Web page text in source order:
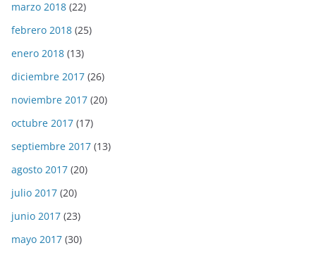
marzo 2018 (22)
febrero 2018 (25)
enero 2018 (13)
diciembre 2017 (26)
noviembre 2017 (20)
octubre 2017 (17)
septiembre 2017 (13)
agosto 2017 (20)
julio 2017 (20)
junio 2017 (23)
mayo 2017 (30)